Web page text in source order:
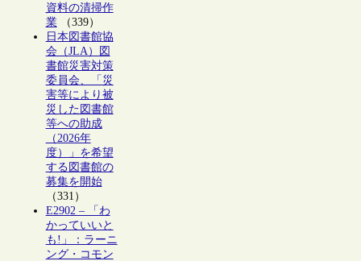
資料の清掃作
業（339）
日本図書館協
会（JLA）図
書館災害対策
委員会、「災
害等により被
災した図書館
等への助成
（2026年
度）」を希望
する図書館の
募集を開始
（331）
E2902 – 「わ
かっていいと
も!」：ラーニ
ング・コモン